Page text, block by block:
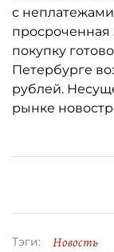
с
просроченная
покупку
Петербурге
рублей.
рынке
Тэги: Новость